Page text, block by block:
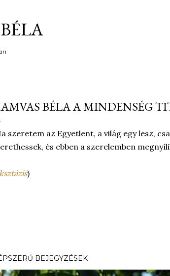
BÉLA A MINDENSÉG
szeretem az Egyetlent, a világ egy lesz,
és ebben a szerelemben
)
BEJEGYZÉSEK